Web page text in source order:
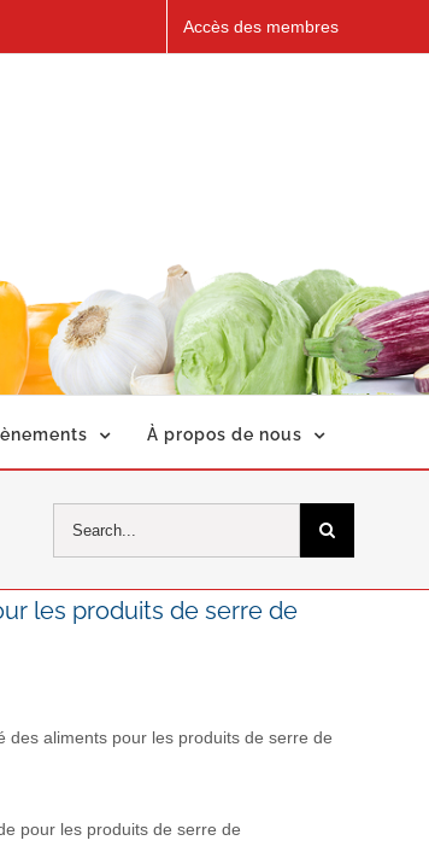
Accès des membres
À propos de nous
for:
les produits de serre de
des aliments pour les produits de serre de
pour les produits de serre de